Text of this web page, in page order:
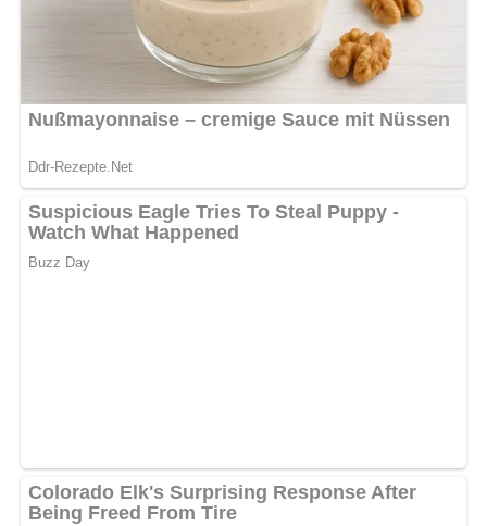
salzen und pfeffern.
Mit Salzkartoffeln oder Kartoffelpüree heiß servieren.
Nach: Polnische Spezialitäten, Originalverlag: Panstwowe Wydawnictwo
5/5(1 Bewertung)